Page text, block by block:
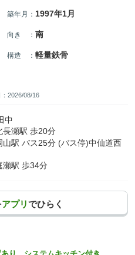
築年月 ： 1997年1月
向き ： 南
構造 ： 軽量鉄骨
2026/08/16
中
長瀬駅 歩20分
山駅 バス25分 (バス停)中仙道西
瀬駅 歩34分
アプリでひらく